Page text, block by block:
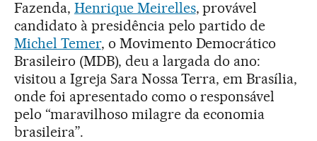
Fazenda, Henrique Meirelles, provável
candidato à presidência pelo partido de
Michel Temer, o Movimento Democrático
Brasileiro (MDB), deu a largada do ano:
visitou a Igreja Sara Nossa Terra, em Brasília,
onde foi apresentado como o responsável
pelo “maravilhoso milagre da economia
brasileira”.